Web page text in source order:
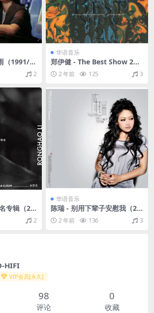
（1991/F
2
华语音乐
郑伊健 - The Best Show 2
（1997/FLAC/分轨/414M）
2 年前 125 3
专辑（20
）
2
华语音乐
陈瑞 - 别用下辈子安慰我（20
11/FLAC/分轨/453M）
2 年前 136 3
HIFI
VIP会员[永久]
98
评论
0
收藏